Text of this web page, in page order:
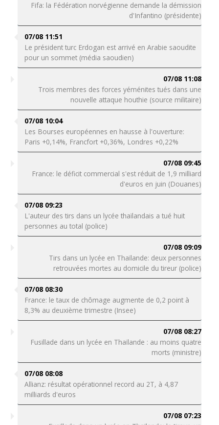
Fifa: la Fédération norvégienne demande la démission
d'Infantino (présidente)
07/08 11:51
Le président turc Erdogan est arrivé en Arabie saoudite
pour un sommet (média saoudien)
07/08 11:08
Trois membres des forces yéménites tués dans une
nouvelle attaque houthie (source militaire)
07/08 10:04
Les Bourses européennes en hausse à l'ouverture:
Paris +0,14%, Francfort +0,36%, Londres +0,22%
07/08 09:45
France: le déficit commercial s'est réduit de 1,9 milliard
d'euros en juin (Douanes)
07/08 09:23
L'auteur des tirs dans un lycée thaïlandais a tué huit
personnes au total (police)
07/08 09:09
Tirs dans un lycée en Thaïlande: deux personnes
retrouvées mortes au domicile du tireur (police)
07/08 08:30
France: le taux de chômage augmente de 0,2 point à
8,3% au deuxième trimestre (Insee)
07/08 08:27
Fusillade dans un lycée en Thaïlande : au moins quatre
morts (ministre)
07/08 08:08
Allianz: résultat opérationnel record au 2T, à 4,87
milliards d'euros
07/08 07:23